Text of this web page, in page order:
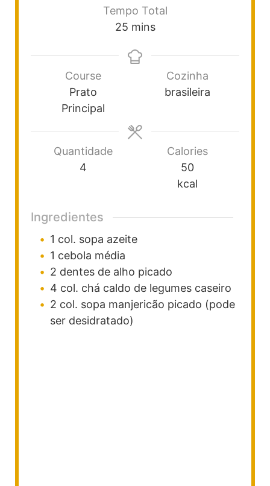
Tempo Total
25 mins
Course
Prato
Principal
Cozinha
brasileira
Quantidade
4
Calories
50
kcal
Ingredientes
1 col. sopa azeite
1 cebola média
2 dentes de alho picado
4 col. chá caldo de legumes caseiro
2 col. sopa manjericão picado (pode
ser desidratado)